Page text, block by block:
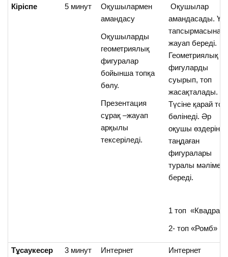
Кіріспе 5 минут
Оқушылармен
амандасу
Оқушыларды
геометриялық
фигуралар
бойынша топқа
бөлу.
Презентация
сұрақ –жауап
арқылы
тексеріледі.
Оқушылар
амандасады. Үй
тапсырмасына
жауап береді.
Геометриялық
фигуларды
суырып, топ
жасақталады.
Түсіне қарай
бөлінеді. Әр
оқушы өздерінің
таңдаған
фигуралары
туралы мәлімет
береді.
1 топ «Квадрат»
2- топ «Ромб»
Тұсаукесер 3 минут
Интернет
Интернет